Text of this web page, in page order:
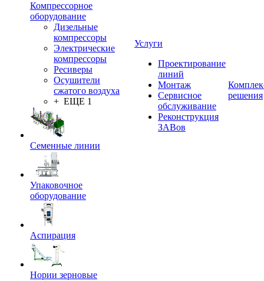
Компрессорное
оборудование
Дизельные
компрессоры
Электрические
компрессоры
Ресиверы
Осушители
сжатого воздуха
+ ЕЩЕ 1
Семенные линии
Упаковочное
оборудование
Аспирация
Нории зерновые
Услуги
Проектирование
линий
Монтаж
Сервисное
обслуживание
Реконструкция
ЗАВов
решения